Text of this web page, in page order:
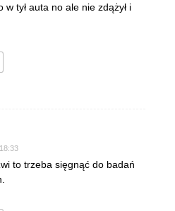
w tył auta no ale nie zdążył i
to trzeba sięgnąć do badań